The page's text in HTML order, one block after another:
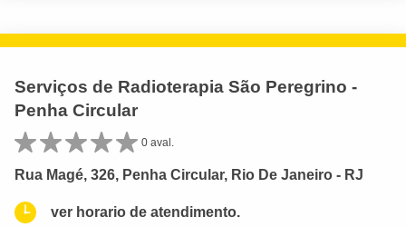
Serviços de Radioterapia São Peregrino -
Penha Circular
0 aval.
Rua Magé, 326, Penha Circular, Rio De Janeiro - RJ
ver horario de atendimento.